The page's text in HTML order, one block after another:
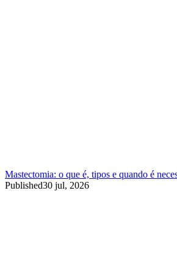
Mastectomia: o que é, tipos e quando é
Published30 jul, 2026